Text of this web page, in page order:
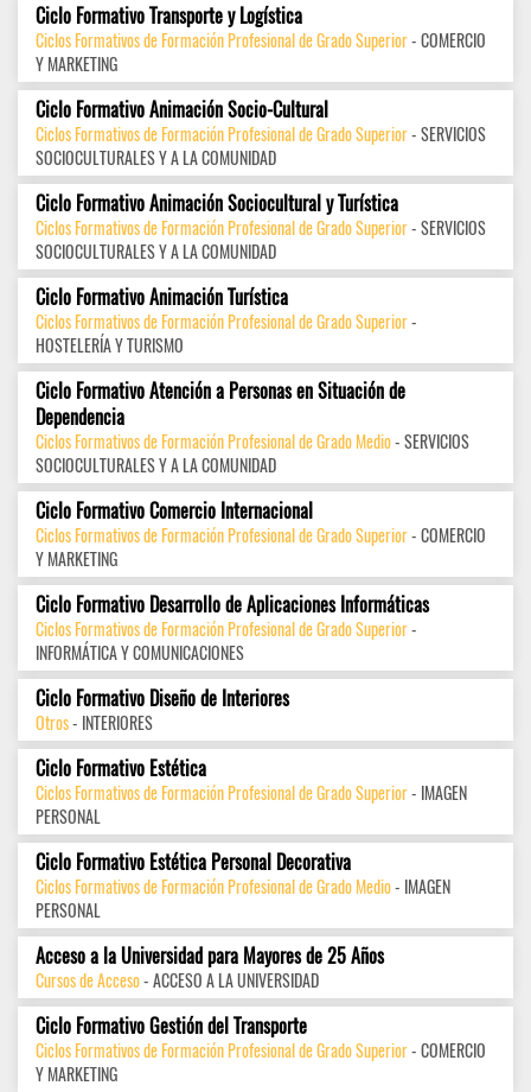
Ciclo Formativo Transporte y Logística
Ciclos Formativos de Formación Profesional de Grado Superior- COMERCIO
Y MARKETING
Ciclo Formativo Animación Socio-Cultural
Ciclos Formativos de Formación Profesional de Grado Superior- SERVICIOS
SOCIOCULTURALES Y A LA COMUNIDAD
Ciclo Formativo Animación Sociocultural y Turística
Ciclos Formativos de Formación Profesional de Grado Superior- SERVICIOS
SOCIOCULTURALES Y A LA COMUNIDAD
Ciclo Formativo Animación Turística
Ciclos Formativos de Formación Profesional de Grado Superior-
HOSTELERÍA Y TURISMO
Ciclo Formativo Atención a Personas en Situación de
Dependencia
Ciclos Formativos de Formación Profesional de Grado Medio- SERVICIOS
SOCIOCULTURALES Y A LA COMUNIDAD
Ciclo Formativo Comercio Internacional
Ciclos Formativos de Formación Profesional de Grado Superior- COMERCIO
Y MARKETING
Ciclo Formativo Desarrollo de Aplicaciones Informáticas
Ciclos Formativos de Formación Profesional de Grado Superior-
INFORMÁTICA Y COMUNICACIONES
Ciclo Formativo Diseño de Interiores
Otros- INTERIORES
Ciclo Formativo Estética
Ciclos Formativos de Formación Profesional de Grado Superior- IMAGEN
PERSONAL
Ciclo Formativo Estética Personal Decorativa
Ciclos Formativos de Formación Profesional de Grado Medio- IMAGEN
PERSONAL
Acceso a la Universidad para Mayores de 25 Años
Cursos de Acceso- ACCESO A LA UNIVERSIDAD
Ciclo Formativo Gestión del Transporte
Ciclos Formativos de Formación Profesional de Grado Superior- COMERCIO
Y MARKETING